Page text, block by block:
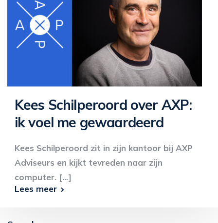
Kees Schilperoord over AXP:
ik voel me gewaardeerd
Kees Schilperoord zit in zijn kantoor bij AXP
Adviseurs en kijkt tevreden naar zijn
computer. [...]
Lees meer